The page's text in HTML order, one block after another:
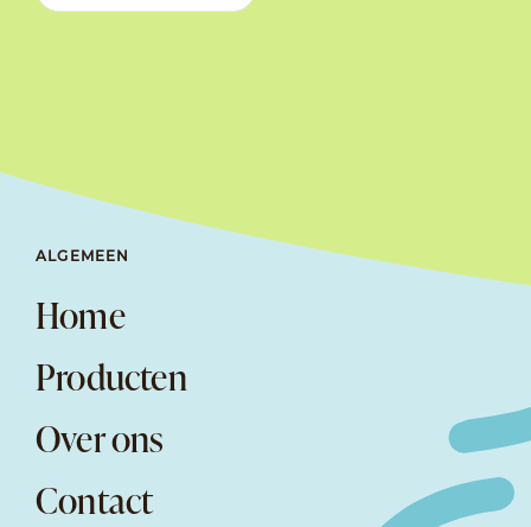
ALGEMEEN
Home
Producten
Over ons
Contact